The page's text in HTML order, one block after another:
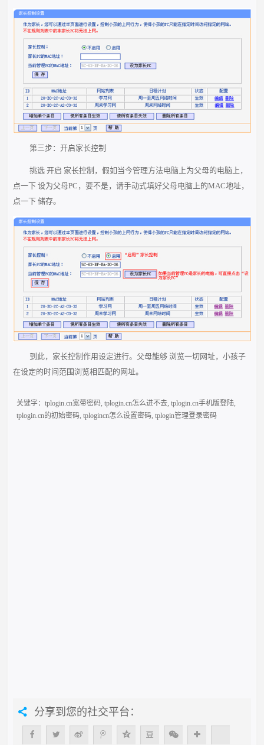
第三步：开启家长控制
挑选 开启 家长控制，假如当今管理方法电脑上为父母的电脑上，
点一下 设为父母PC，要不是，请手动式填好父母电脑上的MAC地址，
点一下 储存。
到此，家长控制作用设定进行。父母能够 浏览一切网址，小孩子
在设定的时间范围浏览相匹配的网址。
关键字：tplogin.cn宽带密码 ,tplogin.cn怎么进不去 ,tplogin.cn手机版登陆
tplogin.cn的初始密码 ,tplogincn怎么设置密码 ,tplogin管理登录密码
分享到您的社交平台：